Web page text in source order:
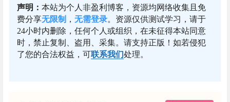
声明： 本站为个人非盈利博客，资源均网络收集且免
费分享无限制 ， 无需登录。资源仅供测试学习，请于
24小时内删除，任何个人或组织，在未征得本站同意
时，禁止复制、盗用、采集。请支持正版！如若侵犯
了您的合法权益，可联系我们处理。